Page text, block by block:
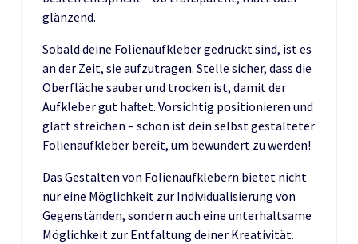
glänzend.
Sobald deine Folienaufkleber gedruckt sind, ist es
an der Zeit, sie aufzutragen. Stelle sicher, dass die
Oberfläche sauber und trocken ist, damit der
Aufkleber gut haftet. Vorsichtig positionieren und
glatt streichen – schon ist dein selbst gestalteter
Folienaufkleber bereit, um bewundert zu werden!
Das Gestalten von Folienaufklebern bietet nicht
nur eine Möglichkeit zur Individualisierung von
Gegenständen, sondern auch eine unterhaltsame
Möglichkeit zur Entfaltung deiner Kreativität.